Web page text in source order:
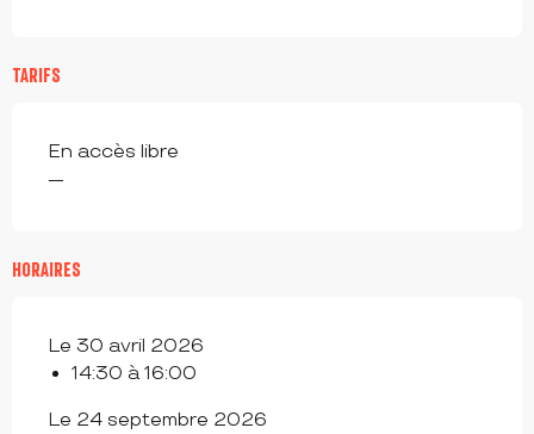
TARIFS
En accès libre
—
HORAIRES
Le 30 avril 2026
14:30 à 16:00
Le 24 septembre 2026